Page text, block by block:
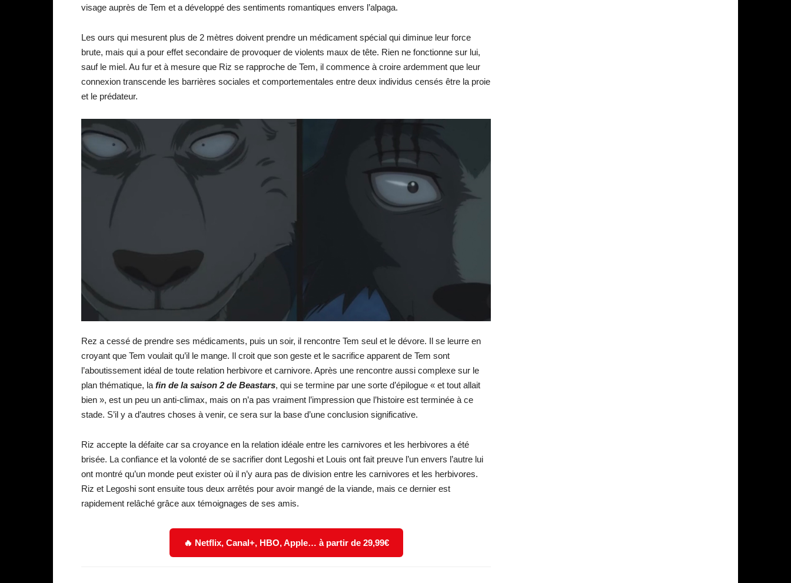
visage auprès de Tem et a développé des sentiments romantiques envers l’alpaga.
Les ours qui mesurent plus de 2 mètres doivent prendre un médicament spécial qui diminue leur force
brute, mais qui a pour effet secondaire de provoquer de violents maux de tête. Rien ne fonctionne sur lui,
sauf le miel. Au fur et à mesure que Riz se rapproche de Tem, il commence à croire ardemment que leur
connexion transcende les barrières sociales et comportementales entre deux individus censés être la proie
et le prédateur.
Rez a cessé de prendre ses médicaments, puis un soir, il rencontre Tem seul et le dévore. Il se leurre en
croyant que Tem voulait qu’il le mange. Il croit que son geste et le sacrifice apparent de Tem sont
l’aboutissement idéal de toute relation herbivore et carnivore. Après une rencontre aussi complexe sur le
plan thématique, la fin de la saison 2 de Beastars, qui se termine par une sorte d’épilogue « et tout allait
bien », est un peu un anti-climax, mais on n’a pas vraiment l’impression que l’histoire est terminée à ce
stade. S’il y a d’autres choses à venir, ce sera sur la base d’une conclusion significative.
Riz accepte la défaite car sa croyance en la relation idéale entre les carnivores et les herbivores a été
brisée. La confiance et la volonté de se sacrifier dont Legoshi et Louis ont fait preuve l’un envers l’autre lui
ont montré qu’un monde peut exister où il n’y aura pas de division entre les carnivores et les herbivores.
Riz et Legoshi sont ensuite tous deux arrêtés pour avoir mangé de la viande, mais ce dernier est
rapidement relâché grâce aux témoignages de ses amis.
🔥 Netflix, Canal+, HBO, Apple… à partir de 29,99€